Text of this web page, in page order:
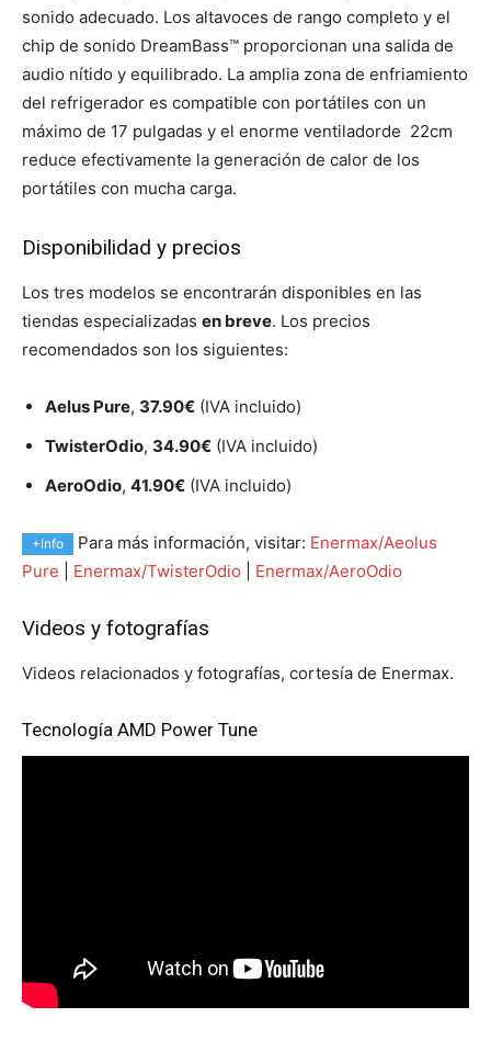
sonido adecuado. Los altavoces de rango completo y el
chip de sonido DreamBass™ proporcionan una salida de
audio nítido y equilibrado. La amplia zona de enfriamiento
del refrigerador es compatible con portátiles con un
máximo de 17 pulgadas y el enorme ventiladorde 22cm
reduce efectivamente la generación de calor de los
portátiles con mucha carga.
Disponibilidad y precios
Los tres modelos se encontrarán disponibles en las
tiendas especializadas en breve. Los precios
recomendados son los siguientes:
Aelus Pure, 37.90€ (IVA incluido)
TwisterOdio, 34.90€ (IVA incluido)
AeroOdio, 41.90€ (IVA incluido)
+Info Para más información, visitar: Enermax/Aeolus
Pure
Enermax/TwisterOdio Enermax/AeroOdio
Videos y fotografías
Videos relacionados y fotografías, cortesía de Enermax.
Tecnología AMD Power Tune